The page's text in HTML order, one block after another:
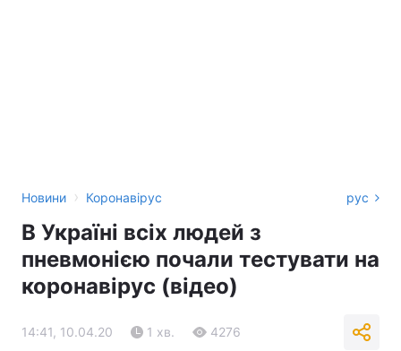
Новини › Коронавірус рус
В Україні всіх людей з
пневмонією почали тестувати на
коронавірус (відео)
14:41, 10.04.20 1 хв. 4276